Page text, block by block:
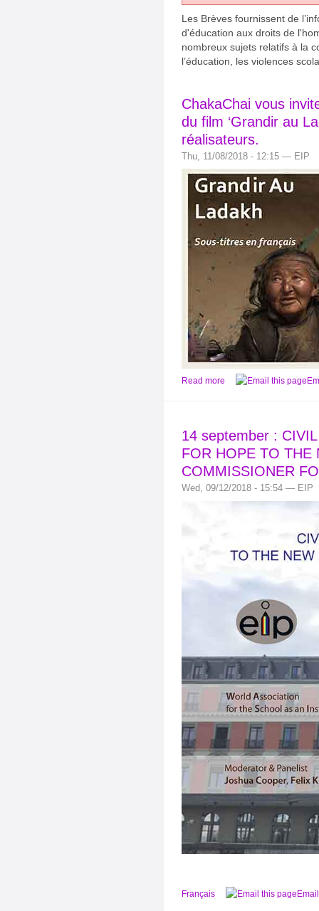
Les Brèves fournissent de
d'éducation aux droits de
nombreux sujets relatifs à la
l’éducation, les violences
ChakaChai vous
du film ‘Grandir au
réalisateurs.
Thu, 11/08/2018 - 12:15 — EIP
Read more
14 september :
FOR HOPE TO THE
COMMISSIONER
Wed, 09/12/2018 - 15:54 — EIP
Français